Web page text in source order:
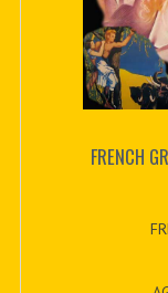
FRENCH